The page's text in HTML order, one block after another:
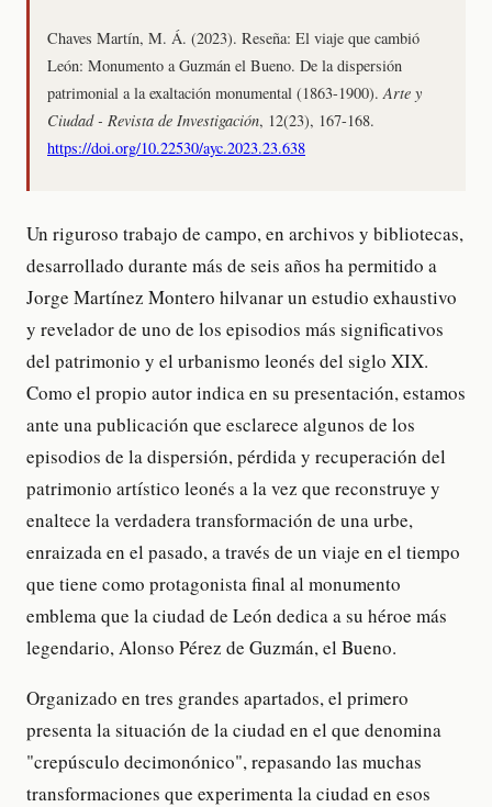
Chaves Martín, M. Á. (2023). Reseña: El viaje que cambió
León: Monumento a Guzmán el Bueno. De la dispersión
patrimonial a la exaltación monumental (1863-1900). Arte y
Ciudad - Revista de Investigación, 12(23), 167-168.
https://doi.org/10.22530/ayc.2023.23.638
Un riguroso trabajo de campo, en archivos y bibliotecas,
desarrollado durante más de seis años ha permitido a
Jorge Martínez Montero hilvanar un estudio exhaustivo
y revelador de uno de los episodios más significativos
del patrimonio y el urbanismo leonés del siglo XIX.
Como el propio autor indica en su presentación, estamos
ante una publicación que esclarece algunos de los
episodios de la dispersión, pérdida y recuperación del
patrimonio artístico leonés a la vez que reconstruye y
enaltece la verdadera transformación de una urbe,
enraizada en el pasado, a través de un viaje en el tiempo
que tiene como protagonista final al monumento
emblema que la ciudad de León dedica a su héroe más
legendario, Alonso Pérez de Guzmán, el Bueno.
Organizado en tres grandes apartados, el primero
presenta la situación de la ciudad en el que denomina
"crepúsculo decimonónico", repasando las muchas
transformaciones que experimenta la ciudad en esos